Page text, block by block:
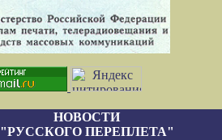
НОВОСТИ
"РУССКОГО ПЕРЕПЛЕТА"